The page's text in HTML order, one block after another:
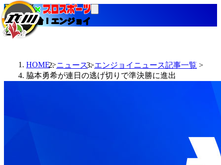
当たる競輪！エンジョイ
HOME ニュース
エンジョイニュース記事一覧
脇本勇希が連日の逃げ切りで準決勝に進出